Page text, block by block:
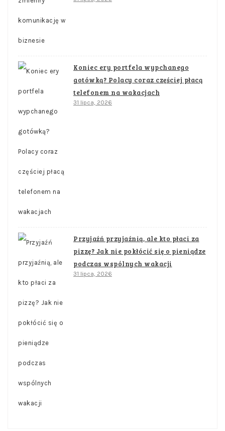
Koniec ery portfela wypchanego
gotówką? Polacy coraz częściej płacą
telefonem na wakacjach
31 lipca, 2026
Przyjaźń przyjaźnią, ale kto płaci za
pizzę? Jak nie pokłócić się o pieniądze
podczas wspólnych wakacji
31 lipca, 2026